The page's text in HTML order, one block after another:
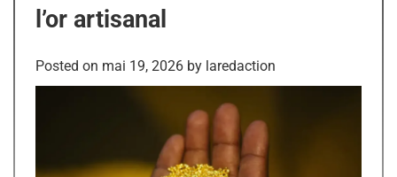
l’or artisanal
Posted on mai 19, 2026 by laredaction